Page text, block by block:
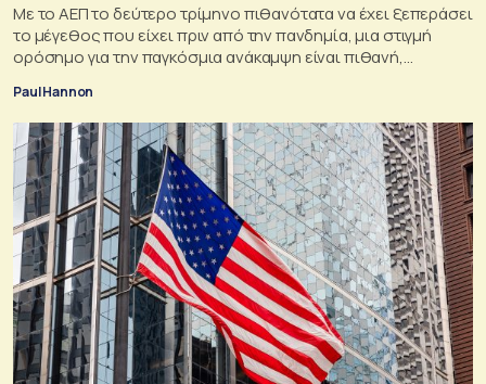
Με το ΑΕΠ το δεύτερο τρίμηνο πιθανότατα να έχει ξεπεράσει
το μέγεθος που είχει πριν από την πανδημία, μια στιγμή
ορόσημο για την παγκόσμια ανάκαμψη είναι πιθανή,
Paul Hannon